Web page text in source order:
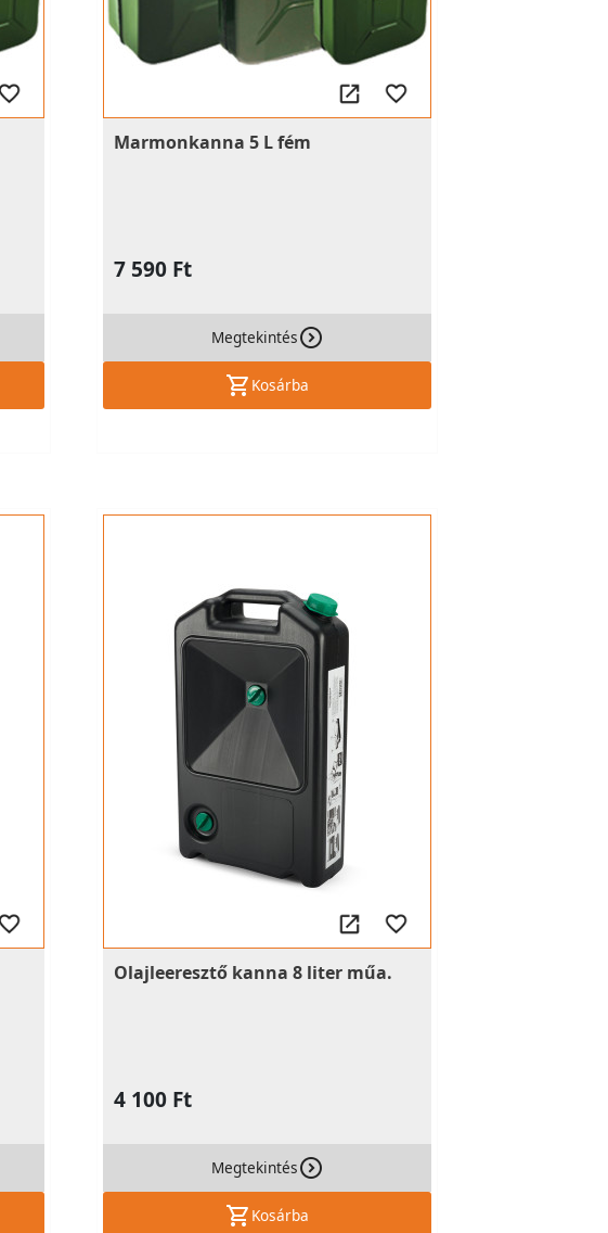
Marmonkanna 5 L fém
7 590 Ft
Megtekintés
Kosárba
Olajleeresztő kanna 8 liter műa.
4 100 Ft
Megtekintés
Kosárba